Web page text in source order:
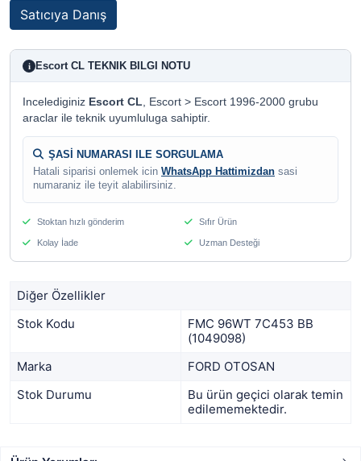
Satıcıya Danış
i Escort CL TEKNIK BILGI NOTU
Incelediginiz Escort CL, Escort > Escort 1996-2000 grubu
araclar ile teknik uyumluluga sahiptir.
ŞASİ NUMARASI ILE SORGULAMA
Hatali siparisi onlemek icin WhatsApp Hattimizdan sasi
numaraniz ile teyit alabilirsiniz.
Stoktan hızlı gönderim Sıfır Ürün
Kolay İade Uzman Desteği
Diğer Özellikler
Stok Kodu
FMC 96WT 7C453 BB
(1049098)
Marka
FORD OTOSAN
Stok Durumu
Bu ürün geçici olarak temin
edilememektedir.